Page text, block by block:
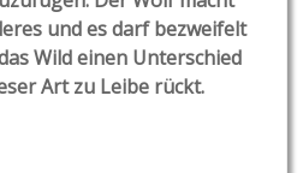
und es darf bezweifelt
Wild einen Unterschied
Art zu Leibe rückt.